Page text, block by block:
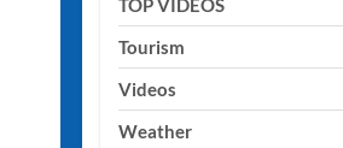
TOP VIDEOS
Tourism
Videos
Weather